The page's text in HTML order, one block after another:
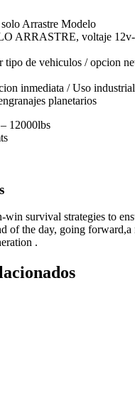
Arrastre Modelo
ARRASTRE, voltaje
tipo de vehiculos / opcion
inmediata / Uso
planetarios
12000lbs
survival strategies to
of the day, going forward,a
.